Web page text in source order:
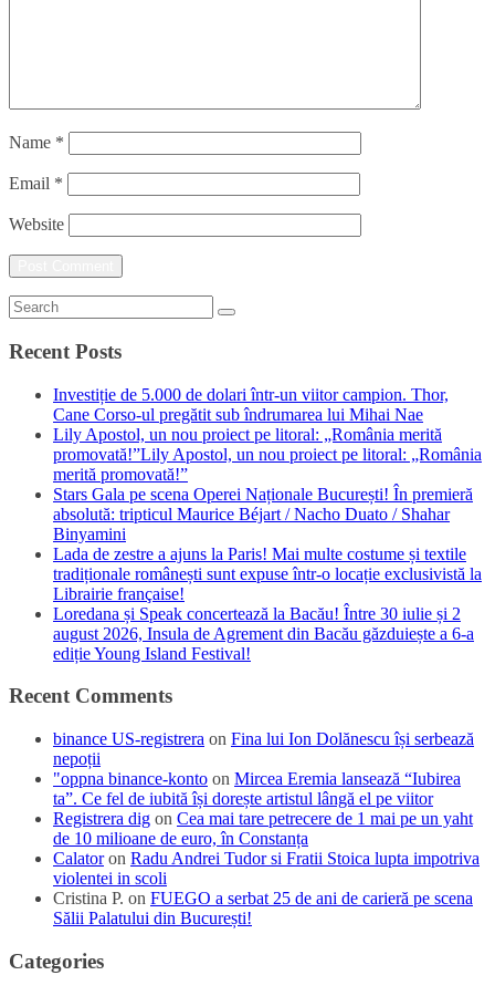
Name *
Email *
Website
Recent Posts
Investiție de 5.000 de dolari într-un viitor campion. Thor,
Cane Corso-ul pregătit sub îndrumarea lui Mihai Nae
Lily Apostol, un nou proiect pe litoral: „România merită
promovată!”Lily Apostol, un nou proiect pe litoral: „România
merită promovată!”
Stars Gala pe scena Operei Naționale București! În premieră
absolută: tripticul Maurice Béjart / Nacho Duato / Shahar
Binyamini
Lada de zestre a ajuns la Paris! Mai multe costume și textile
tradiționale românești sunt expuse într-o locație exclusivistă la
Librairie française!
Loredana și Speak concertează la Bacău! Între 30 iulie și 2
august 2026, Insula de Agrement din Bacău găzduiește a 6-a
ediție Young Island Festival!
Recent Comments
binance US-registrera on Fina lui Ion Dolănescu își serbează
nepoții
"oppna binance-konto on Mircea Eremia lansează “Iubirea
ta”. Ce fel de iubită își dorește artistul lângă el pe viitor
Registrera dig on Cea mai tare petrecere de 1 mai pe un yaht
de 10 milioane de euro, în Constanța
Calatoron Radu Andrei Tudor si Fratii Stoica lupta impotriva
violentei in scoli
Cristina P. on FUEGO a serbat 25 de ani de carieră pe scena
Sălii Palatului din București!
Categories